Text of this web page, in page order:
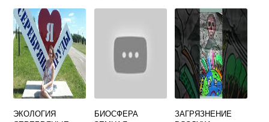
ПРИМЕРЫ
ЭКОЛОГИЧЕСКИХ
ИССЛЕДОВАНИЯХ
ЭКОЛОГИЯ
БИОСФЕРА
ЗАГРЯЗНЕНИЕ